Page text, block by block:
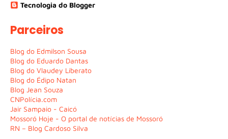
Tecnologia do Blogger
Parceiros
Blog do Edmilson Sousa
Blog do Eduardo Dantas
Blog do Vlaudey Liberato
Blog do Édipo Natan
Blog Jean Souza
CNPolícia.com
Jair Sampaio - Caicó
Mossoró Hoje - O portal de notícias de Mossoró
RN – Blog Cardoso Silva